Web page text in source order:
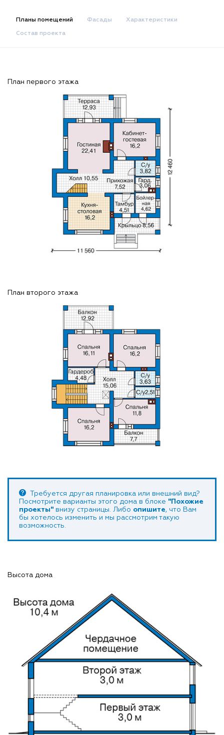
Планы помещений Фасады Характеристики
Состав проекта
План первого этажа
План второго этажа
Требуется другая планировка или внешний вид?
Посмотрите варианты этого дома в блоке "Похожие
проекты" внизу страницы. Либо опишите, что Вам
бы хотелось изменить и мы рассмотрим такую
возможность.
Высота дома